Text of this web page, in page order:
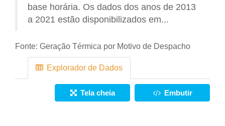
base horária. Os dados dos anos de 2013
a 2021 estão disponibilizados em...
Fonte: Geração Térmica por Motivo de Despacho
Explorador de Dados
Tela cheia Embutir